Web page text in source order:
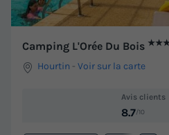
Camping L'Orée Du Bois
Hourtin -Voir sur la carte
Avis clients
8.7/10